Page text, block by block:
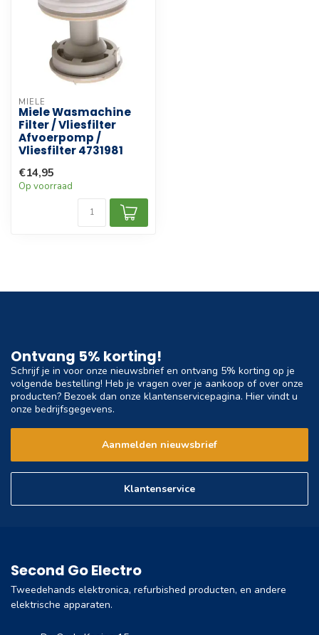
MIELE
Miele Wasmachine
Filter / Vliesfilter
Afvoerpomp /
Vliesfilter 4731981
€14,95
Op voorraad
Ontvang 5% korting!
Schrijf je in voor onze nieuwsbrief en ontvang 5% korting op je
volgende bestelling! Heb je vragen over je aankoop of over onze
producten? Bezoek dan onze klantenservicepagina. Hier vindt u
onze bedrijfsgegevens.
Aanmelden nieuwsbrief
Klantenservice
Second Go Electro
Tweedehands elektronica, refurbished producten, en andere
elektrische apparaten.